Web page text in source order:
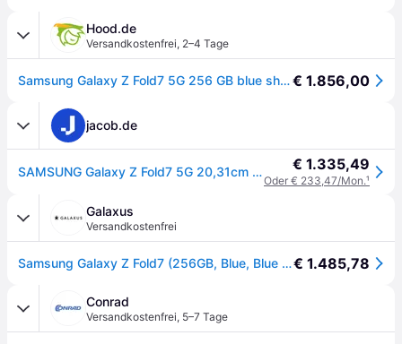
Hood.de
Versandkostenfrei, 2–4 Tage
Samsung Galaxy Z Fold7 5G 256 GB blue shadow€ 1.856,00
jacob.de
SAMSUNG Galaxy Z Fold7 5G 20,31cm 8,0Zoll 12GB 256GB Blue Shadow [Energieklasse B] (SM-F966BDBBEUB) € 1.335,49
Oder € 233,47/Mon.¹
Galaxus
Versandkostenfrei
Samsung Galaxy Z Fold7 (256GB, Blue, Blue Shadow, 8", SIM + eSIM, 5G), Smartphone, Blau€ 1.485,78
Conrad
Versandkostenfrei, 5–7 Tage